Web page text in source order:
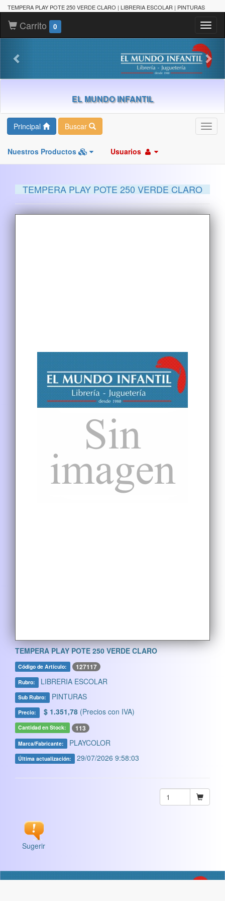
TEMPERA PLAY POTE 250 VERDE CLARO | LIBRERIA ESCOLAR | PINTURAS
Carrito 0
EL MUNDO INFANTIL
Principal Buscar
Nuestros Productos Usuarios
TEMPERA PLAY POTE 250 VERDE CLARO
TEMPERA PLAY POTE 250 VERDE CLARO
Código de Artículo: 127117
Rubro: LIBRERIA ESCOLAR
Sub Rubro: PINTURAS
Precio: $ 1.351,78 (Precios con IVA)
Cantidad en Stock: 113
Marca/Fabricante: PLAYCOLOR
Última actualización: 29/07/2026 9:58:03
Sugerir